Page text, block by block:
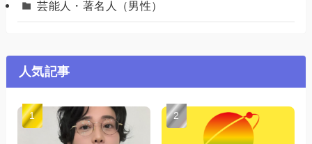
芸能人・著名人（男性）
人気記事